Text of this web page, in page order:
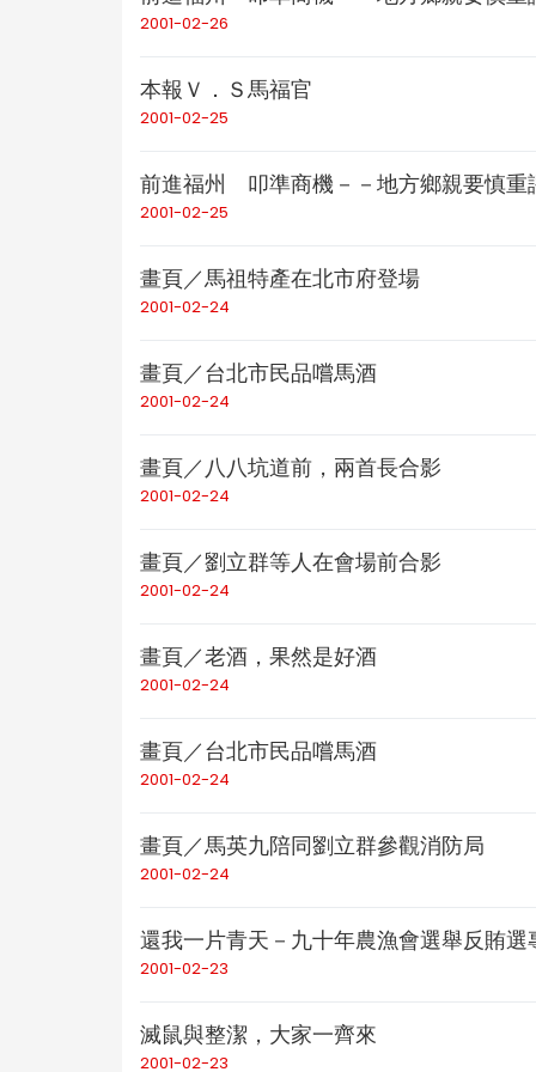
2001-02-26
本報Ｖ．Ｓ馬福官
2001-02-25
前進福州 叩準商機－－地方鄉親要慎重
2001-02-25
畫頁／馬祖特產在北市府登場
2001-02-24
畫頁／台北市民品嚐馬酒
2001-02-24
畫頁／八八坑道前，兩首長合影
2001-02-24
畫頁／劉立群等人在會場前合影
2001-02-24
畫頁／老酒，果然是好酒
2001-02-24
畫頁／台北市民品嚐馬酒
2001-02-24
畫頁／馬英九陪同劉立群參觀消防局
2001-02-24
還我一片青天－九十年農漁會選舉反賄選
2001-02-23
滅鼠與整潔，大家一齊來
2001-02-23